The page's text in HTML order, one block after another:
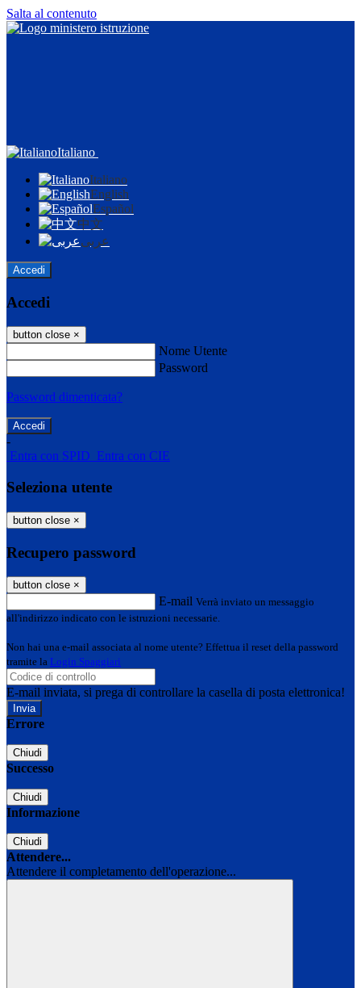
Salta al contenuto
Italiano
Italiano
English
Español
中文
عربى
Accedi
Accedi
button close ×
Nome Utente
Password
Password dimenticata?
-
Entra con SPID Entra con CIE
Seleziona utente
button close ×
Recupero password
button close ×
E-mail Verrà inviato un messaggio
all'indirizzo indicato con le istruzioni necessarie.
Non hai una e-mail associata al nome utente? Effettua il reset della password
tramite la Login Spaggiari
E-mail inviata, si prega di controllare la casella di posta elettronica!
Errore
Chiudi
Successo
Chiudi
Informazione
Chiudi
Attendere...
Attendere il completamento dell'operazione...